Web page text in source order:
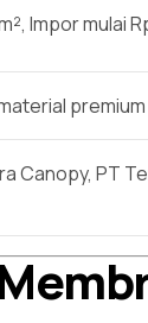
Impor mulai
premium
Canopy, PT